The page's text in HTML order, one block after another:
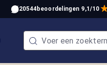
20544beoordelingen 9,1/10